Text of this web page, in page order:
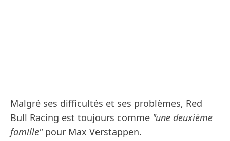
Malgré ses difficultés et ses problèmes, Red
Bull Racing est toujours comme "une deuxième
famille"pour Max Verstappen.